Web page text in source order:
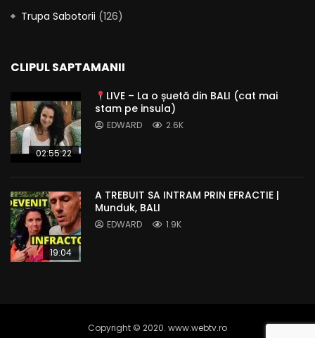
Trupa Sabotorii (126)
CLIPUL SAPTAMANII
02:55:22
LIVE – La o șuetă din BALI (cat mai
stam pe insula)
EDWARD 2.6K
19:04
A TREBUIT SA INTRAM PRIN EFRACTIE |
Munduk, BALI
EDWARD 1.9K
Copyright © 2020. www.webtv.ro